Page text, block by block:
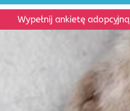
Wypełnij ankietę adopcyjną